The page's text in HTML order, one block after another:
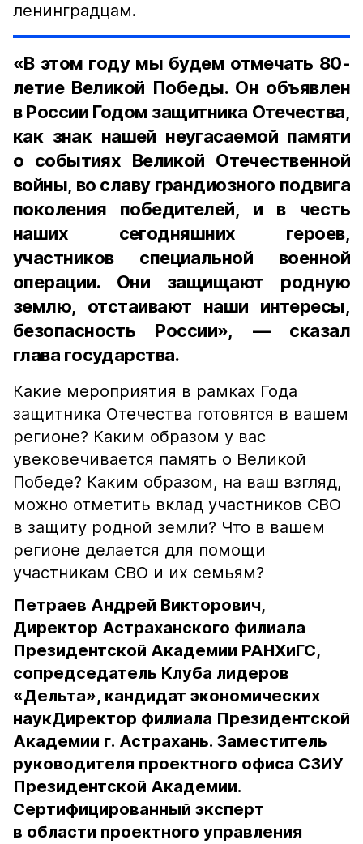
ленинградцам.
«В этом году мы будем отмечать 80-
летие Великой Победы. Он объявлен
в России Годом защитника Отечества,
как знак нашей неугасаемой памяти
о событиях Великой Отечественной
войны, во славу грандиозного подвига
поколения победителей, и в честь
наших сегодняшних героев,
участников специальной военной
операции. Они защищают родную
землю, отстаивают наши интересы,
безопасность России», — сказал
глава государства.
Какие мероприятия в рамках Года
защитника Отечества готовятся в вашем
регионе? Каким образом у вас
увековечивается память о Великой
Победе? Каким образом, на ваш взгляд,
можно отметить вклад участников СВО
в защиту родной земли? Что в вашем
регионе делается для помощи
участникам СВО и их семьям?
Петраев Андрей Викторович,
Директор Астраханского филиала
Президентской Академии РАНХиГС,
сопредседатель Клуба лидеров
«Дельта», кандидат экономических
наукДиректор филиала Президентской
Академии г. Астрахань. Заместитель
руководителя проектного офиса СЗИУ
Президентской Академии.
Сертифицированный эксперт
в области проектного управления